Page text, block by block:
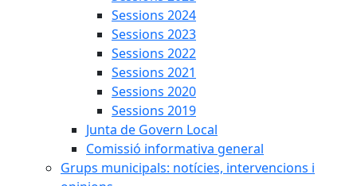
Sessions 2024
Sessions 2023
Sessions 2022
Sessions 2021
Sessions 2020
Sessions 2019
Junta de Govern Local
Comissió informativa general
Grups municipals: notícies, intervencions i